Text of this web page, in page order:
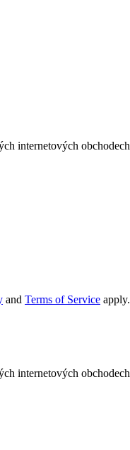
internetových obchodech
and Terms of Service apply.
internetových obchodech